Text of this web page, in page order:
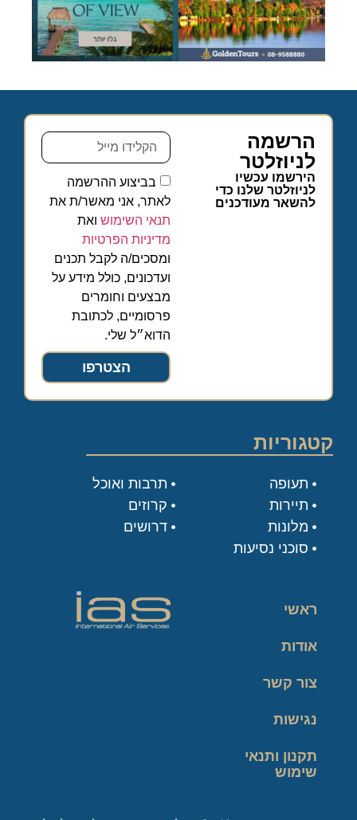
הרשמה
לניוזלטר
הירשמו עכשיו
לניוזלטר שלנו כדי
להשאר מעודכנים
בביצוע ההרשמה
לאתר, אני מאשר/ת את
תנאי השימוש ואת
מדיניות הפרטיות
ומסכים/ה לקבל תכנים
ועדכונים, כולל מידע על
מבצעים וחומרים
פרסומיים, לכתובת
הדוא״ל שלי.
הצטרפו
קטגוריות
תעופה
תיירות
מלונות
סוכני נסיעות
תרבות ואוכל
קרוזים
דרושים
ראשי
אודות
צור קשר
נגישות
תקנון ותנאי
שימוש